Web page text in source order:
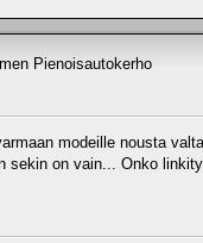
Pienoisautokerho
modeille nousta
sekin on vain... Onko